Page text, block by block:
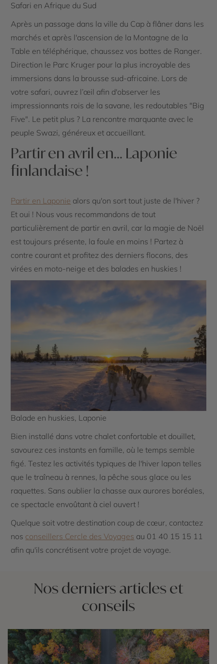
Safari en Afrique du Sud
Après un passage dans la ville du Cap à flâner dans les
marchés et après l'ascension de la Montagne de la
Table en téléphérique, chaussez vos bottes de Ranger.
Direction le Parc Kruger pour la plus incroyable des
immersions dans la brousse sud-africaine. Lors de
votre safari, ouvrez l’œil afin d'observer les
impressionnants rois de la savane, les redoutables "Big
Five". Le petit plus ? La rencontre marquante avec le
peuple Swazi, généreux et accueillant.
Partir en avril en... Laponie
finlandaise !
Partir en Laponie alors qu'on sort tout juste de l'hiver ?
Et oui ! Nous vous recommandons de tout
particulièrement de partir en avril, car la magie de Noël
est toujours présente, la foule en moins ! Partez à
contre courant et profitez des derniers flocons, des
virées en moto-neige et des balades en huskies !
Balade en huskies, Laponie
Bien installé dans votre chalet confortable et douillet,
savourez ces instants en famille, où le temps semble
figé. Testez les activités typiques de l'hiver lapon telles
que le traîneau à rennes, la pêche sous glace ou les
raquettes. Sans oublier la chasse aux aurores boréales,
ce spectacle envoûtant à ciel ouvert !
Quelque soit votre destination coup de cœur, contactez
nos conseillers Cercle des Voyages au 01 40 15 15 11
afin qu'ils concrétisent votre projet de voyage.
Nos derniers articles et
conseils